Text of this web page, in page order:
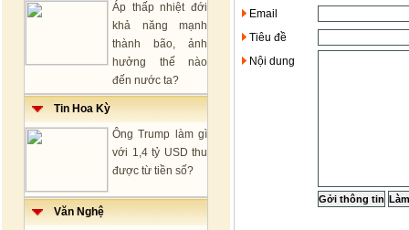
Áp thấp nhiệt đới
khả năng mạnh
thành bão, ảnh
hưởng thế nào
đến nước ta?
Tin Hoa Kỳ
Ông Trump làm gì
với 1,4 tỷ USD thu
được từ tiền số?
Văn Nghệ
Email
Tiêu đề
Nội dung